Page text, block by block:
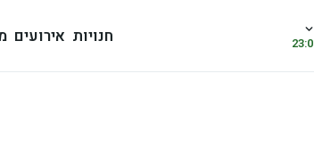
חנויות אירועים